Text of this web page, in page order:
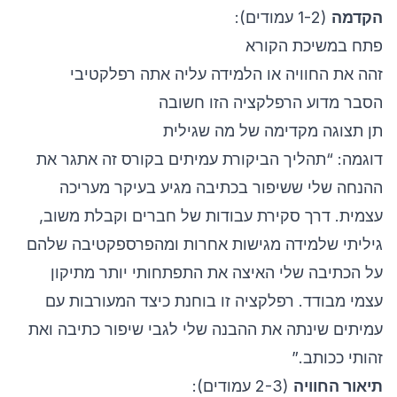
הקדמה (1-2 עמודים):
פתח במשיכת הקורא
זהה את החוויה או הלמידה עליה אתה רפלקטיבי
הסבר מדוע הרפלקציה הזו חשובה
תן תצוגה מקדימה של מה שגילית
דוגמה: “תהליך הביקורת עמיתים בקורס זה אתגר את
ההנחה שלי ששיפור בכתיבה מגיע בעיקר מעריכה
עצמית. דרך סקירת עבודות של חברים וקבלת משוב,
גיליתי שלמידה מגישות אחרות ומהפרספקטיבה שלהם
על הכתיבה שלי האיצה את התפתחותי יותר מתיקון
עצמי מבודד. רפלקציה זו בוחנת כיצד המעורבות עם
עמיתים שינתה את ההבנה שלי לגבי שיפור כתיבה ואת
זהותי ככותב.”
תיאור החוויה (2-3 עמודים):